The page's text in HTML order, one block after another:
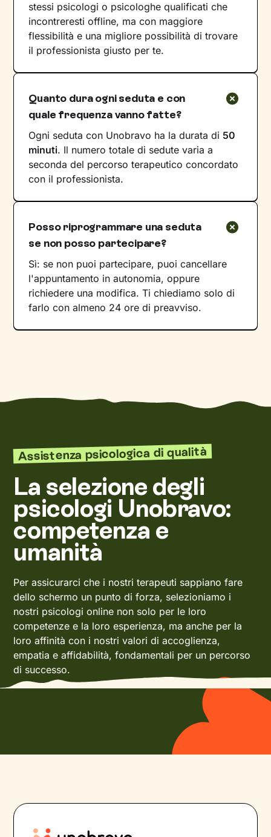
stessi psicologi o psicologhe qualificati che
incontreresti offline, ma con maggiore
flessibilità e una migliore possibilità di trovare
il professionista giusto per te.
Quanto dura ogni seduta e con
quale frequenza vanno fatte?
Ogni seduta con Unobravo ha la durata di 50
minuti. Il numero totale di sedute varia a
seconda del percorso terapeutico concordato
con il professionista.
Posso riprogrammare una seduta
se non posso partecipare?
Sì: se non puoi partecipare, puoi cancellare
l'appuntamento in autonomia, oppure
richiedere una modifica. Ti chiediamo solo di
farlo con almeno 24 ore di preavviso.
Assistenza psicologica di qualità
La selezione degli
psicologi Unobravo:
competenza e
umanità
Per assicurarci che i nostri terapeuti sappiano fare
dello schermo un punto di forza, selezioniamo i
nostri psicologi online non solo per le loro
competenze e la loro esperienza, ma anche per la
loro affinità con i nostri valori di accoglienza,
empatia e affidabilità, fondamentali per un percorso
di successo.